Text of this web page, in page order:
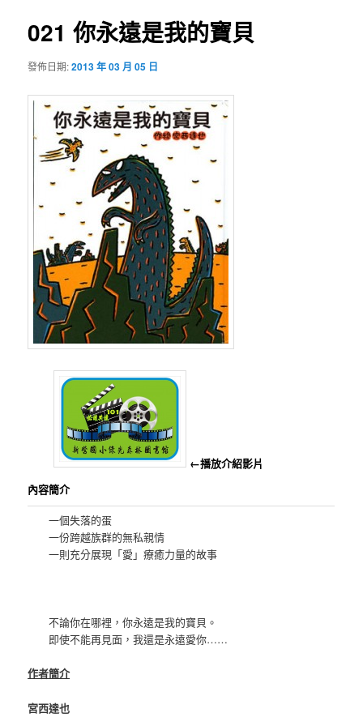
內
容
區
覽
021 你永遠是我的寶貝
發佈日期:2013 年 03 月 05 日
←播放介紹影片
內容簡介
一個失落的蛋
一份跨越族群的無私親情
一則充分展現「愛」療癒力量的故事
不論你在哪裡，你永遠是我的寶貝。
即使不能再見面，我還是永遠愛你……
作者簡介
宮西達也